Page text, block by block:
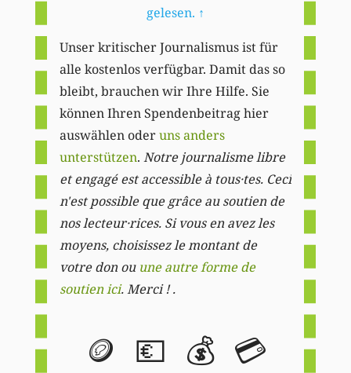
gelesen. ↑
Unser kritischer Journalismus ist für
alle kostenlos verfügbar. Damit das so
bleibt, brauchen wir Ihre Hilfe. Sie
können Ihren Spendenbeitrag hier
auswählen oderuns anders
unterstützen. Notre journalisme libre
et engagé est accessible à tous·tes. Ceci
n'est possible que grâce au soutien de
nos lecteur·rices. Si vous en avez les
moyens, choisissez le montant de
votre don ou une autre forme de
soutien ici. Merci ! .
🪙 💶 💰 💳